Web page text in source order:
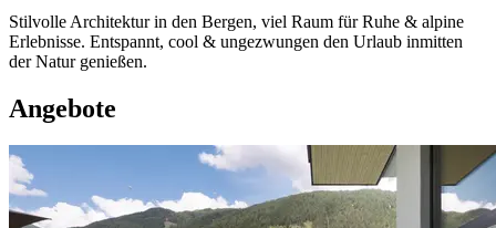
Stilvolle Architektur in den Bergen, viel Raum für Ruhe & alpine
Erlebnisse. Entspannt, cool & ungezwungen den Urlaub inmitten
der Natur genießen.
Angebote